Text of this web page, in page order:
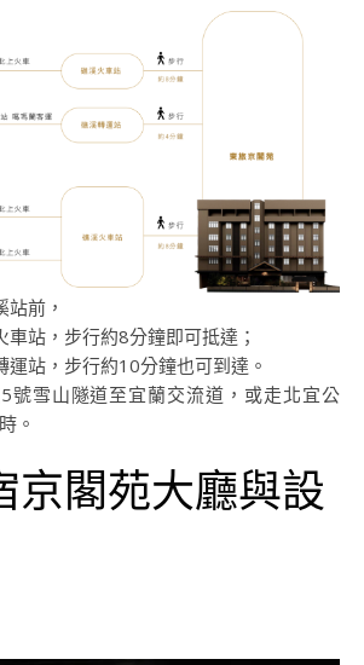
前，
站，步行約8分鐘即可抵達；
運站，步行約10分鐘也可到達。
號雪山隧道至宜蘭交流道，或走北宜公
。
京閣苑大廳與設